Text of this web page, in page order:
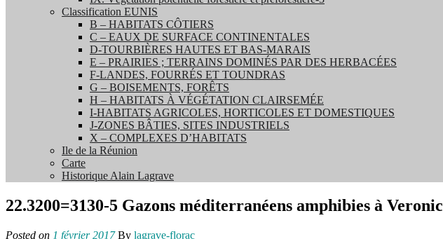
Classification EUNIS
B – HABITATS CÔTIERS
C – EAUX DE SURFACE CONTINENTALES
D-TOURBIÈRES HAUTES ET BAS-MARAIS
E – PRAIRIES ; TERRAINS DOMINÉS PAR DES HERBACÉES
F-LANDES, FOURRÉS ET TOUNDRAS
G – BOISEMENTS, FORÊTS
H – HABITATS À VÉGÉTATION CLAIRSEMÉE
I-HABITATS AGRICOLES, HORTICOLES ET DOMESTIQUES
J-ZONES BÂTIES, SITES INDUSTRIELS
X – COMPLEXES D’HABITATS
Ile de la Réunion
Carte
Historique Alain Lagrave
22.3200=3130-5 Gazons méditerranéens amphibies à
Posted on 1 février 2017By lagrave-florac